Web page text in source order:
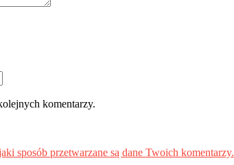
komentarzy.
sposób przetwarzane są dane Twoich komentarzy.